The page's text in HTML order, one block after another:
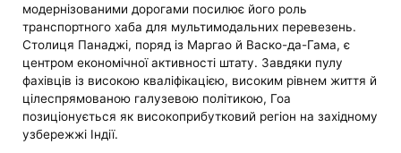
модернізованими дорогами посилює його роль
транспортного хаба для мультимодальних перевезень.
Столиця Панаджі, поряд із Маргао й Васко-да-Гама, є
центром економічної активності штату. Завдяки пулу
фахівців із високою кваліфікацією, високим рівнем життя й
цілеспрямованою галузевою політикою, Гоа
позиціонується як високоприбутковий регіон на західному
узбережжі Індії.